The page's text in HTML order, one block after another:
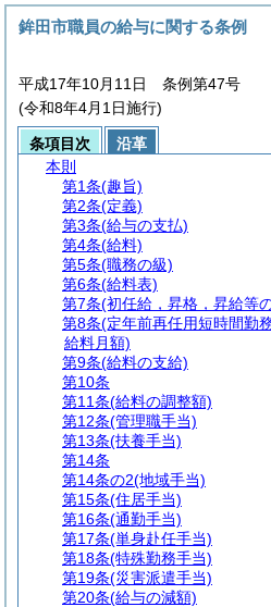
鉾田市職員の給与に関する条例
平成17年10月11日 条例第47号
(令和8年4月1日施行)
条項目次
沿革
本則
第1条(趣旨)
第2条(定義)
第3条(給与の支払)
第4条(給料)
第5条(職務の級)
第6条(給料表)
第7条(初任給，昇格，昇給等
第8条(定年前再任用短時間勤
給料月額)
第9条(給料の支給)
第10条
第11条(給料の調整額)
第12条(管理職手当)
第13条(扶養手当)
第14条
第14条の2(地域手当)
第15条(住居手当)
第16条(通勤手当)
第17条(単身赴任手当)
第18条(特殊勤務手当)
第19条(災害派遣手当)
第20条(給与の減額)